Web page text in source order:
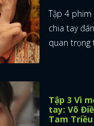
Tập 4
chia tay
quan trọng
Tập 3 Vì
tay: Võ
Tam